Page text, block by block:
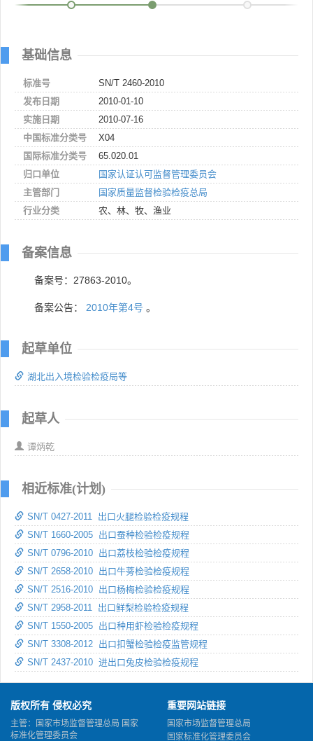
基础信息
标准号
SN/T 2460-2010
发布日期
2010-01-10
实施日期
2010-07-16
中国标准分类号
X04
国际标准分类号
65.020.01
归口单位
国家认证认可监督管理委员会
主管部门
国家质量监督检验检疫总局
行业分类
农、林、牧、渔业
备案信息
备案号：27863-2010。
备案公告： 2010年第4号 。
起草单位
湖北出入境检验检疫局等
起草人
谭炳乾
相近标准(计划)
SN/T 0427-2011 出口火腿检验检疫规程
SN/T 1660-2005 出口蚕种检验检疫规程
SN/T 0796-2010 出口荔枝检验检疫规程
SN/T 2658-2010 出口牛蒡检验检疫规程
SN/T 2516-2010 出口杨梅检验检疫规程
SN/T 2958-2011 出口鲜梨检验检疫规程
SN/T 1550-2005 出口种用虾检验检疫规程
SN/T 3308-2012 出口扣蟹检验检疫监管规程
SN/T 2437-2010 进出口兔皮检验检疫规程
版权所有 侵权必究
主管：国家市场监督管理总局 国家
标准化管理委员会
重要网站链接
国家市场监督管理总局
国家标准化管理委员会